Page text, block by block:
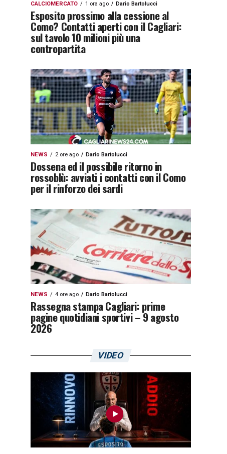
CALCIOMERCATO 1 ora ago Dario Bartolucci
Esposito prossimo alla cessione al
Como? Contatti aperti con il Cagliari:
sul tavolo 10 milioni più una
contropartita
NEWS 2 ore ago Dario Bartolucci
Dossena ed il possibile ritorno in
rossoblù: avviati i contatti con il Como
per il rinforzo dei sardi
NEWS 4 ore ago Dario Bartolucci
Rassegna stampa Cagliari: prime
pagine quotidiani sportivi – 9 agosto
2026
VIDEO